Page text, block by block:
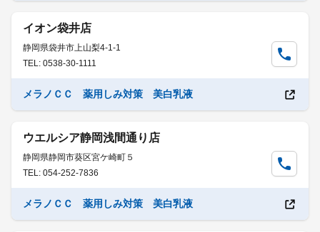
イオン袋井店
静岡県袋井市上山梨4-1-1
TEL: 0538-30-1111
メラノＣＣ 薬用しみ対策 美白乳液
ウエルシア静岡浅間通り店
静岡県静岡市葵区宮ケ崎町５
TEL: 054-252-7836
メラノＣＣ 薬用しみ対策 美白乳液